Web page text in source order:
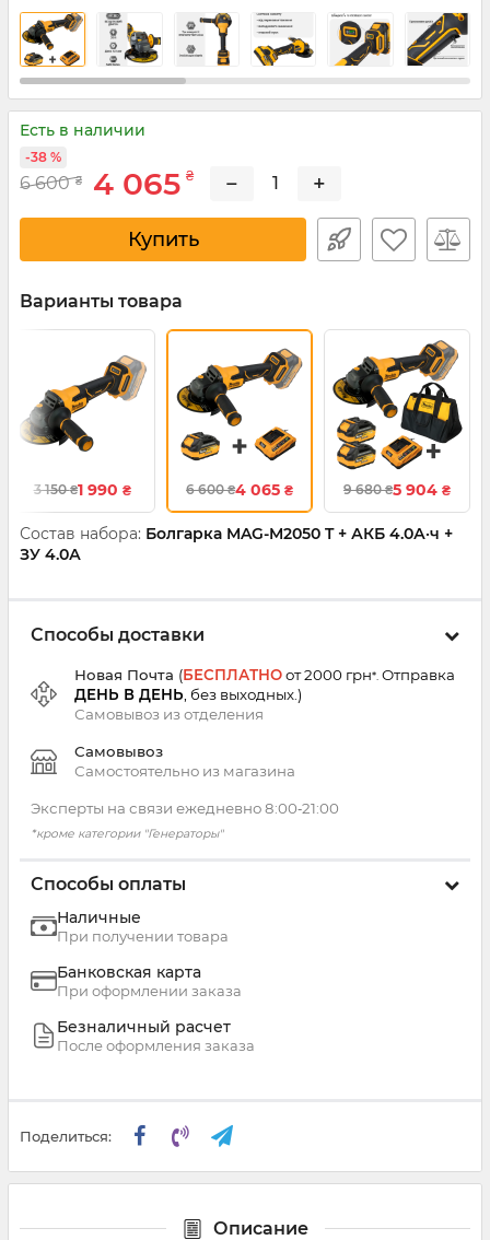
Есть в наличии
Варианты товара
3 150₴1 990 ₴ 6 600₴4 065 ₴ 9 680₴5 904 ₴
Состав набора: Болгарка MAG-M2050 T + АКБ 4.0А·ч +
ЗУ 4.0А
6 600 ₴ 4 065 ₴
-38 %
− +
Купить
Способы доставки
Новая Почта (БЕСПЛАТНОот 2000 грн*. Отправка
ДЕНЬ В ДЕНЬ , без выходных.)
Самовывоз изотделения
Самовывоз
Самостоятельно из магазина
Эксперты на связи ежедневно 8:00‑21:00
*кроме категории "Генераторы"
Способы оплаты
Наличные
При получении товара
Банковская карта
При оформлении заказа
Безналичный расчет
После оформления заказа
Поделиться:
Описание